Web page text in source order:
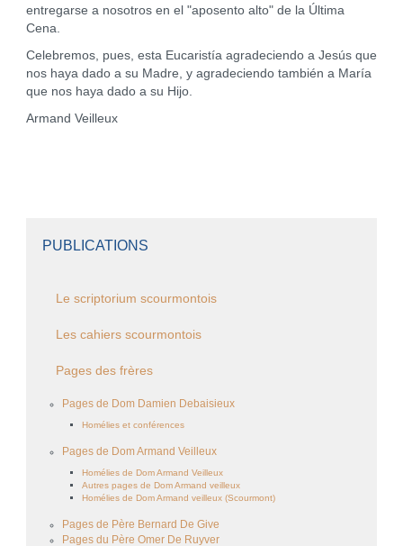
entregarse a nosotros en el "aposento alto" de la Última
Cena.
Celebremos, pues, esta Eucaristía agradeciendo a Jesús que
nos haya dado a su Madre, y agradeciendo también a María
que nos haya dado a su Hijo.
Armand Veilleux
PUBLICATIONS
Le scriptorium scourmontois
Les cahiers scourmontois
Pages des frères
Pages de Dom Damien Debaisieux
Homélies et conférences
Pages de Dom Armand Veilleux
Homélies de Dom Armand Veilleux
Autres pages de Dom Armand veilleux
Homélies de Dom Armand veilleux (Scourmont)
Pages de Père Bernard De Give
Pages du Père Omer De Ruyver